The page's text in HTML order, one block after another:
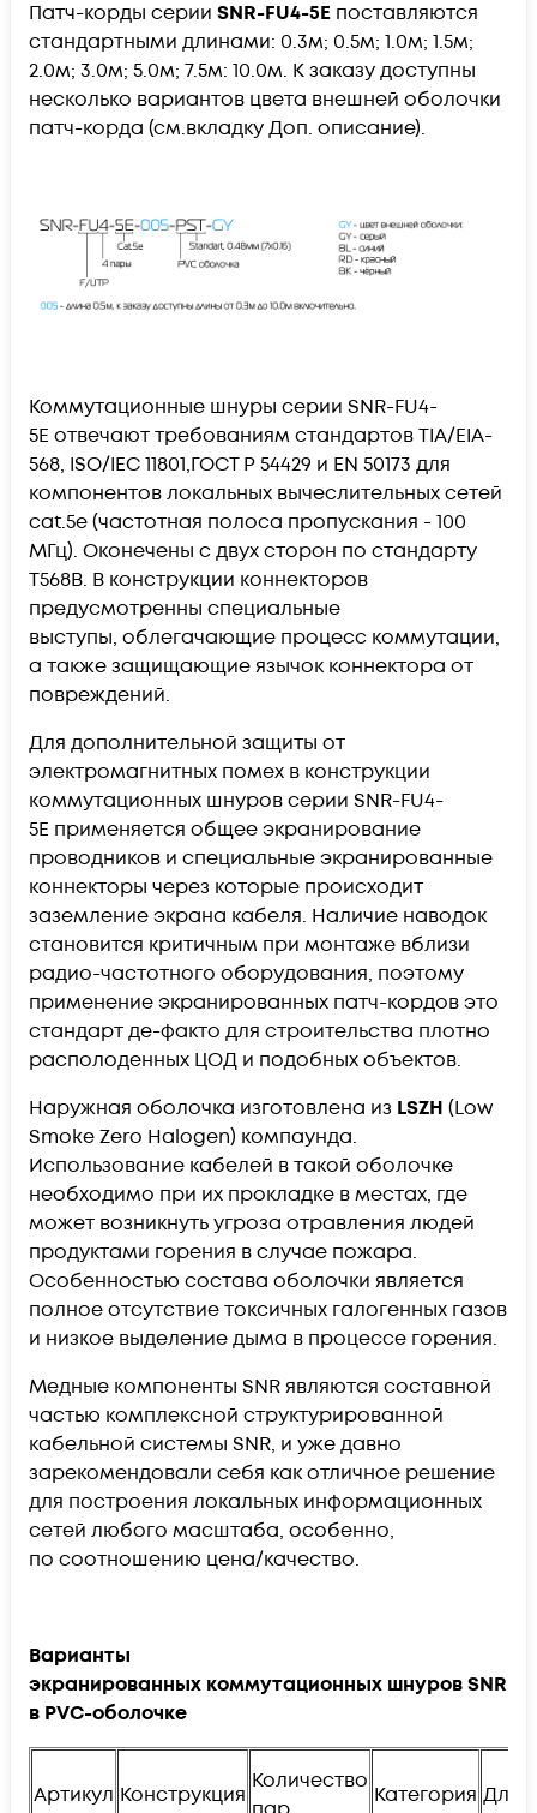
Патч-корды серии SNR-FU4-5E поставляются
стандартными длинами: 0.3м; 0.5м; 1.0м; 1.5м;
2.0м; 3.0м; 5.0м; 7.5м: 10.0м. К заказу доступны
несколько вариантов цвета внешней оболочки
патч-корда (см.вкладку Доп. описание).
Коммутационные шнуры серии SNR-FU4-
5E отвечают требованиям стандартов TIA/EIA-
568, ISO/IEC 11801,ГОСТ Р 54429 и EN 50173 для
компонентов локальных вычеслительных сетей
cat.5e (частотная полоса пропускания - 100
МГц). Оконечены с двух сторон по стандарту
T568B. В конструкции коннекторов
предусмотренны специальные
выступы, облегачающие процесс коммутации,
а также защищающие язычок коннектора от
повреждений.
Для дополнительной защиты от
электромагнитных помех в конструкции
коммутационных шнуров серии SNR-FU4-
5E применяется общее экранирование
проводников и специальные экранированные
коннекторы через которые происходит
заземление экрана кабеля. Наличие наводок
становится критичным при монтаже вблизи
радио-частотного оборудования, поэтому
применение экранированных патч-кордов это
стандарт де-факто для строительства плотно
располоденных ЦОД и подобных объектов.
Наружная оболочка изготовлена из LSZH (Low
Smoke Zero Halogen) компаунда.
Использование кабелей в такой оболочке
необходимо при их прокладке в местах, где
может возникнуть угроза отравления людей
продуктами горения в случае пожара.
Особенностью состава оболочки является
полное отсутствие токсичных галогенных газов
и низкое выделение дыма в процессе горения.
Медные компоненты SNR являются составной
частью комплексной структурированной
кабельной системы SNR, и уже давно
зарекомендовали себя как отличное решение
для построения локальных информационных
сетей любого масштаба, особенно,
по соотношению цена/качество.
Варианты
экранированных коммутационных шнуров SNR
в PVC-оболочке
Артикул Конструкция
Количество
Категория